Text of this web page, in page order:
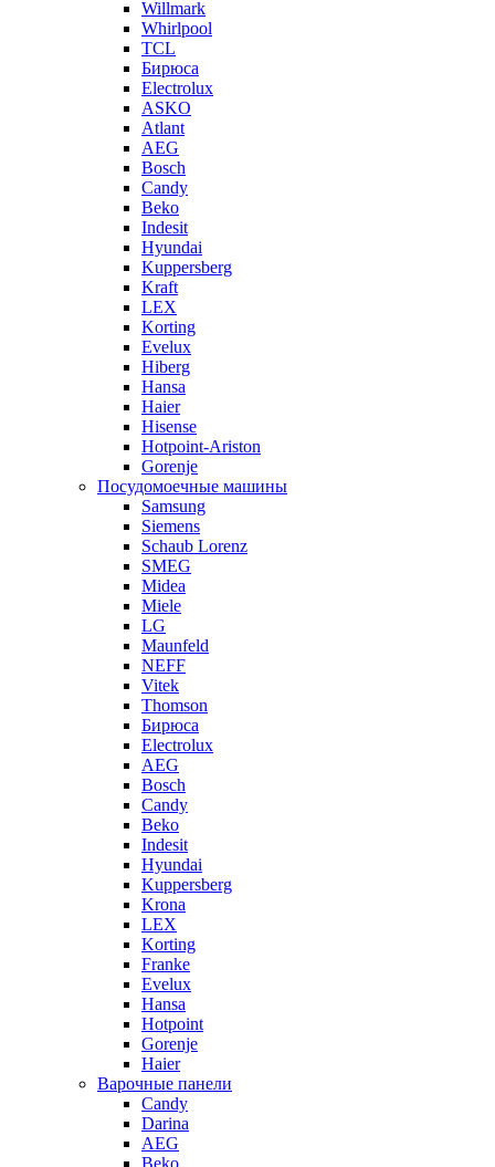
Willmark
Whirlpool
TCL
Бирюса
Electrolux
ASKO
Atlant
AEG
Bosch
Candy
Beko
Indesit
Hyundai
Kuppersberg
Kraft
LEX
Korting
Evelux
Hiberg
Hansa
Haier
Hisense
Hotpoint-Ariston
Gorenje
Посудомоечные машины
Samsung
Siemens
Schaub Lorenz
SMEG
Midea
Miele
LG
Maunfeld
NEFF
Vitek
Thomson
Бирюса
Electrolux
AEG
Bosch
Candy
Beko
Indesit
Hyundai
Kuppersberg
Krona
LEX
Korting
Franke
Evelux
Hansa
Hotpoint
Gorenje
Haier
Варочные панели
Candy
Darina
AEG